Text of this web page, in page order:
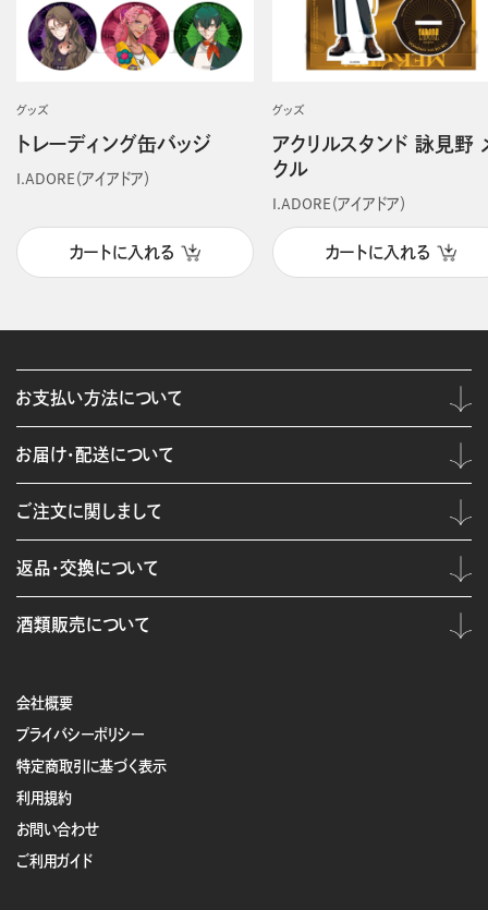
グッズ
トレーディング缶バッジ
I.ADORE（アイアドア）
カートに入れる
グッズ
アクリルスタンド 詠見野
クル
I.ADORE（アイアドア）
カートに入れる
会社概要
プライバシーポリシー
特定商取引に基づく表示
利用規約
お問い合わせ
ご利用ガイド
お支払い方法について
お届け・配送について
ご注文に関しまして
返品・交換について
酒類販売について